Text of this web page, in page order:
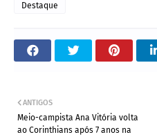
Destaque
ANTIGOS
Meio-campista Ana Vitória volta
ao Corinthians após 7 anos na